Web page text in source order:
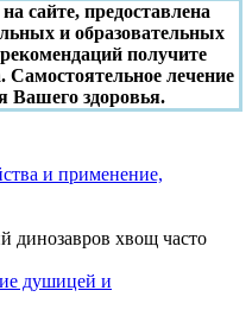
сайте, предоставлена
и образовательных
получите
лечение
Вашего здоровья.
динозавров хвощ часто